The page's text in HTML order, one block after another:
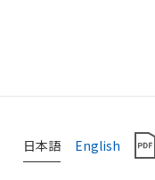
日本語 English